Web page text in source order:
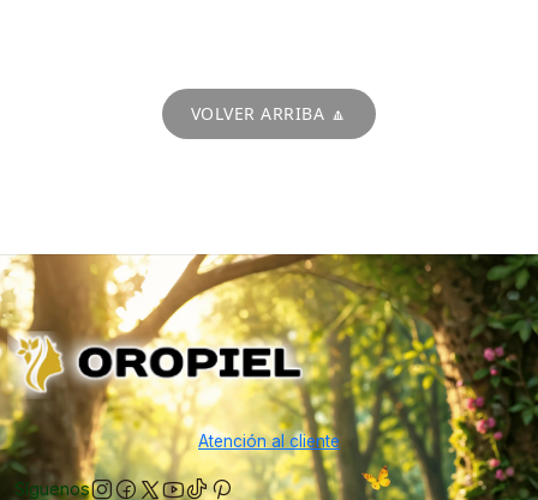
VOLVER ARRIBA 🔼
Atención al cliente
Síguenos